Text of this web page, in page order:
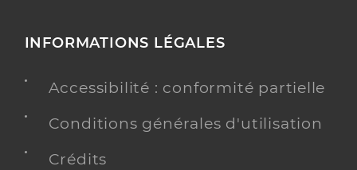
INFORMATIONS LÉGALES
Accessibilité : conformité partielle
Conditions générales d'utilisation
Crédits